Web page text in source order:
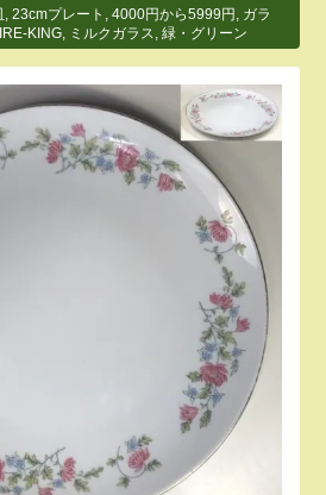
,23cmプレート ,4000円から5999円
ガラ
KING ミルクガラス ,緑・グリーン